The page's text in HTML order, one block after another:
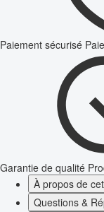
Paiement sécurisé
Garantie de qualité
À propos de
Questions &